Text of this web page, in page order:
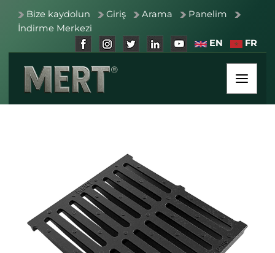
Bize kaydolun Giriş Arama
Panelim
İndirme Merkezi
EN
FR